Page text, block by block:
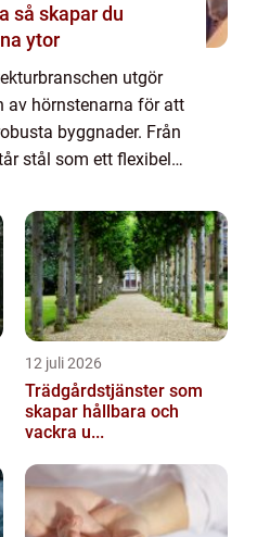
ytor
utgör
av hörnstenarna för att
byggnader. Från
stål som ett flexibelt
12 juli 2026
Trädgårdstjänster som
skapar hållbara och
vackra u...